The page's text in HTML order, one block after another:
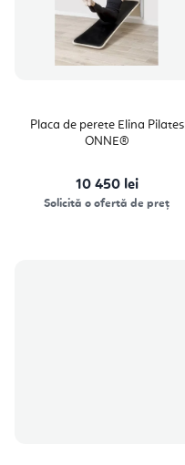
Placa de perete Elina Pilates
ONNE®
10 450 lei
Solicită o ofertă de preț